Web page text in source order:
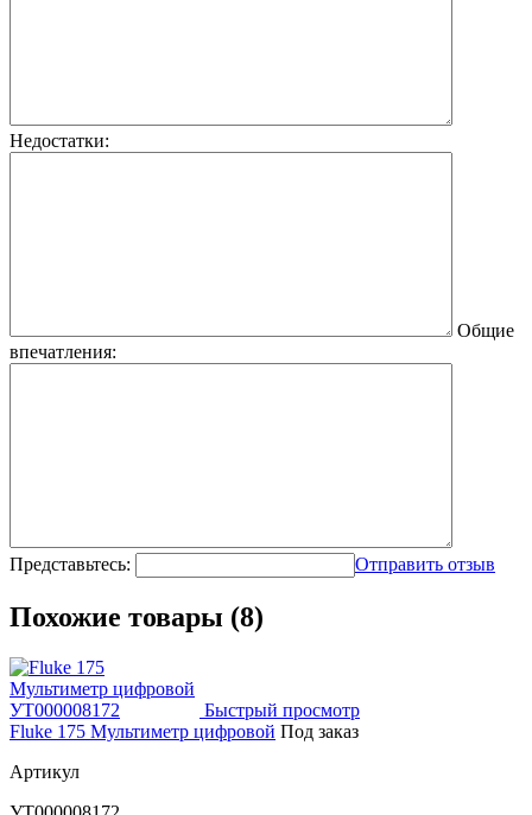
Недостатки:
Общие
впечатления:
Представьтесь: Отправить отзыв
Похожие товары (8)
Быстрый просмотр
Fluke 175 Мультиметр цифровой Под заказ
Артикул